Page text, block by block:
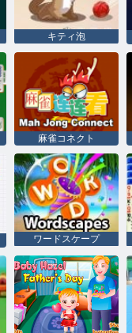
キティ泡
麻雀コネクト
ワードスケープ